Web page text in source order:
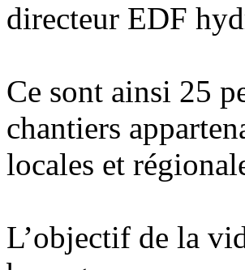
directeur EDF
Ce sont ainsi 25
chantiers
locales et
L’objectif de la